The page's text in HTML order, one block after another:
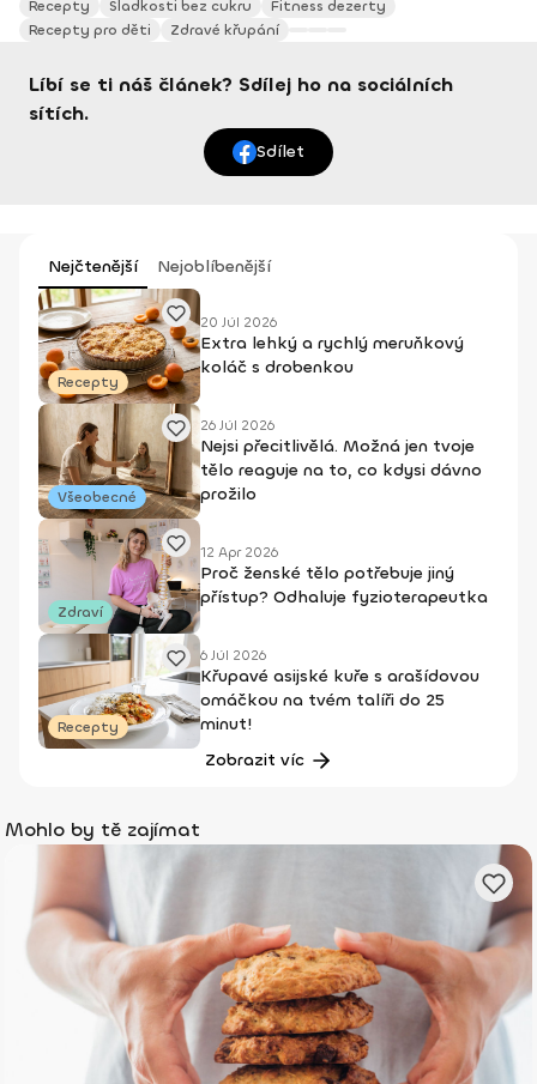
Recepty Sladkosti bez cukru
Fitness dezerty
Recepty pro děti
Zdravé křupání
Líbí se ti náš článek? Sdílej ho na sociálních
sítích.
Sdílet
Nejčtenější Nejoblíbenější
Recepty
20 Júl 2026
Extra lehký a rychlý meruňkový
koláč s drobenkou
Všeobecné
26 Júl 2026
Nejsi přecitlivělá. Možná jen tvoje
tělo reaguje na to, co kdysi dávno
prožilo
Zdraví
12 Apr 2026
Proč ženské tělo potřebuje jiný
přístup? Odhaluje fyzioterapeutka
Recepty
6 Júl 2026
Křupavé asijské kuře s arašídovou
omáčkou na tvém talíři do 25
minut!
Zobrazit víc
Mohlo by tě zajímat